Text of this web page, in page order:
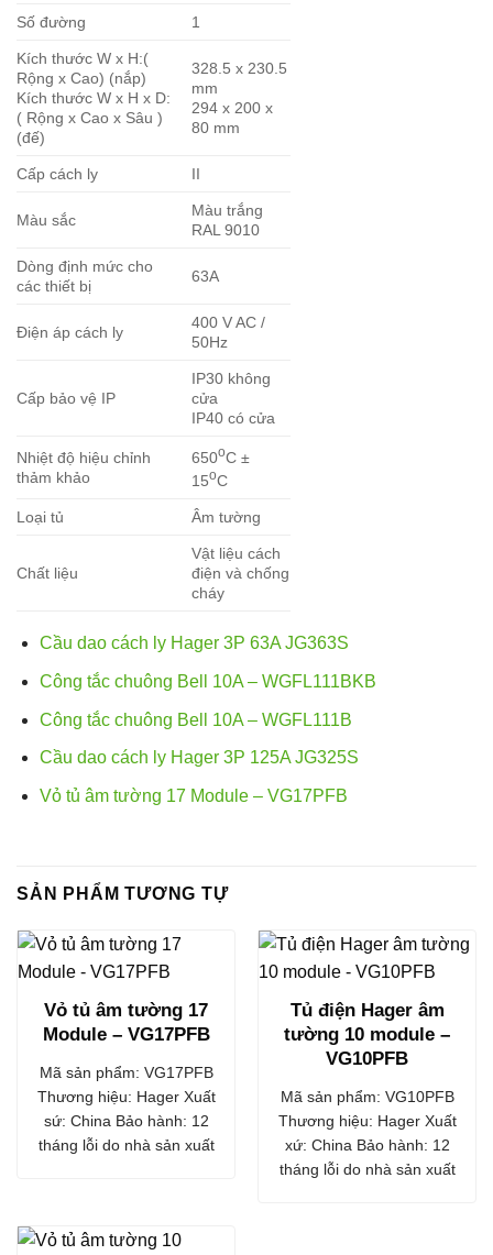
Số đường 1
Kích thước W x H:(
Rộng x Cao) (nắp)
Kích thước W x H x D:
( Rộng x Cao x Sâu )
(đế)
328.5 x 230.5
mm
294 x 200 x
80 mm
Cấp cách ly II
Màu sắc
Màu trắng
RAL 9010
Dòng định mức cho
các thiết bị
63A
Điện áp cách ly
400 V AC /
50Hz
Cấp bảo vệ IP
IP30 không
cửa
IP40 có cửa
Nhiệt độ hiệu chỉnh
thảm khảo
650oC ±
15oC
Loại tủ Âm tường
Chất liệu
Vật liệu cách
điện và chống
cháy
Cầu dao cách ly Hager 3P 63A JG363S
Công tắc chuông Bell 10A – WGFL111BKB
Công tắc chuông Bell 10A – WGFL111B
Cầu dao cách ly Hager 3P 125A JG325S
Vỏ tủ âm tường 17 Module – VG17PFB
SẢN PHẨM TƯƠNG TỰ
Vỏ tủ âm tường 17
Module – VG17PFB
Mã sản phẩm: VG17PFB
Thương hiệu: Hager Xuất
sứ: China Bảo hành: 12
tháng lỗi do nhà sản xuất
Tủ điện Hager âm
tường 10 module –
VG10PFB
Mã sản phẩm: VG10PFB
Thương hiệu: Hager Xuất
xứ: China Bảo hành: 12
tháng lỗi do nhà sản xuất